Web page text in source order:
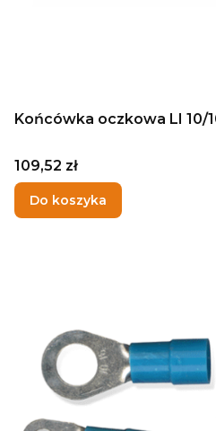
Końcówka oczkowa LI 10/
Cena
109,52 zł
Do koszyka